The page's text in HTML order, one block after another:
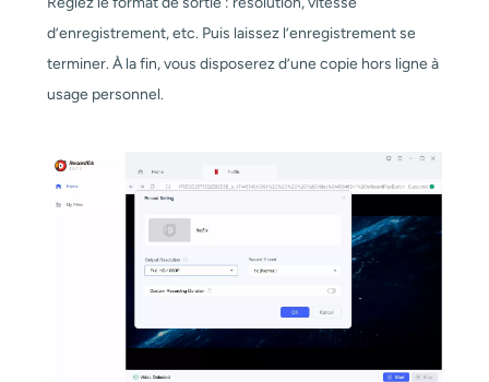
d’enregistrement, etc. Puis laissez l’enregistrement se
terminer. À la fin, vous disposerez d’une copie hors ligne à
usage personnel.